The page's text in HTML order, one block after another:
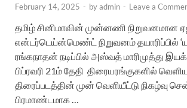
February 14, 2025 - byadmin - Leave a
தமிழ் சினிமாவின் முன்னணி நிறுவனமான
என்டர்டெய்ன்மெண்ட் நிறுவனம் தயாரிப்பில்
ரங்கநாதன் நடிப்பில் அஸ்வத் மாரிமுத்து
பிப்ரவரி 21ம் தேதி திரையரங்குகளில்
திரைப்படத்தின் முன் வெளியீட்டு நிகழ்வு
பிரமாண்டமாக …